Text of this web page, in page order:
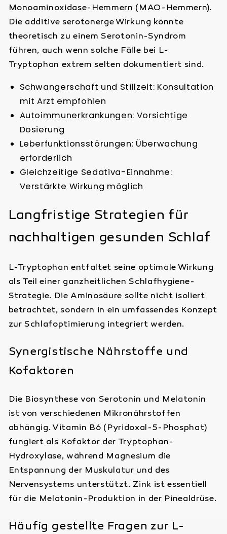
Monoaminoxidase-Hemmern (MAO-Hemmern).
Die additive serotonerge Wirkung könnte
theoretisch zu einem Serotonin-Syndrom
führen, auch wenn solche Fälle bei L-
Tryptophan extrem selten dokumentiert sind.
Schwangerschaft und Stillzeit: Konsultation
mit Arzt empfohlen
Autoimmunerkrankungen: Vorsichtige
Dosierung
Leberfunktionsstörungen: Überwachung
erforderlich
Gleichzeitige Sedativa-Einnahme:
Verstärkte Wirkung möglich
Langfristige Strategien für
nachhaltigen gesunden Schlaf
L-Tryptophan entfaltet seine optimale Wirkung
als Teil einer ganzheitlichen Schlafhygiene-
Strategie. Die Aminosäure sollte nicht isoliert
betrachtet, sondern in ein umfassendes Konzept
zur Schlafoptimierung integriert werden.
Synergistische Nährstoffe und
Kofaktoren
Die Biosynthese von Serotonin und Melatonin
ist von verschiedenen Mikronährstoffen
abhängig. Vitamin B6 (Pyridoxal-5-Phosphat)
fungiert als Kofaktor der Tryptophan-
Hydroxylase, während Magnesium die
Entspannung der Muskulatur und des
Nervensystems unterstützt. Zink ist essentiell
für die Melatonin-Produktion in der Pinealdrüse.
Häufig gestellte Fragen zur L-